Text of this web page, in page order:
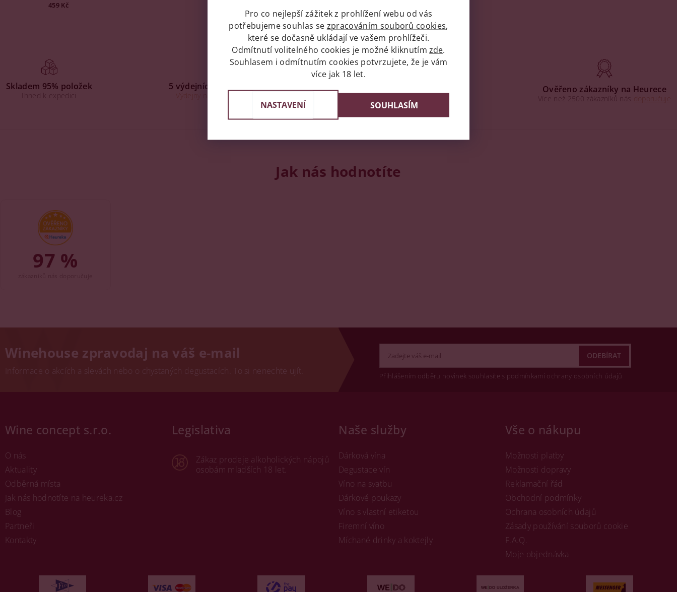
459 Kč
Skladem 95% položek
Ihned k expedici
5 výdejních míst v Praze
Do 24 hodin u vás doma Ověřeno zákazníky na Heurece
Více než 2500 zákazníků nás
Jak nás hodnotíte
97 %
Winehouse zpravodaj na váš e-mail
Informace o akcích a slevách nebo o chystaných degustacích. To si nenechte ujít. Přihlášením odběru novinek souhlasíte s podmínkami ochrany osobních údajů
Wine concept s.r.o.
O nás
Aktuality
Odběrná místa
Jak nás hodnotíte na heureka.cz
Blog
Partneři
Kontakty
Legislativa
Zákaz prodeje alkoholických nápojů
osobám mladších 18 let.
Naše služby
Dárková vína
Degustace vín
Víno na svatbu
Dárkové poukazy
Víno s vlastní etiketou
Firemní víno
Míchané drinky a koktejly
Vše o nákupu
Možnosti platby
Možnosti dopravy
Reklamační řád
Obchodní podmínky
Ochrana osobních údajů
Zásady používání souborů cookie
F.A.Q.
Moje objednávka
Pro co nejlepší zážitek z prohlížení webu od vás
potřebujeme souhlas se zpracováním souborů cookies,
které se dočasně ukládají ve vašem prohlížeči.
Odmítnutí volitelného cookies je možné kliknutímzde.
Souhlasem i odmítnutím cookies potvrzujete, že je vám
více jak 18 let.
NASTAVENÍ SOUHLASÍM